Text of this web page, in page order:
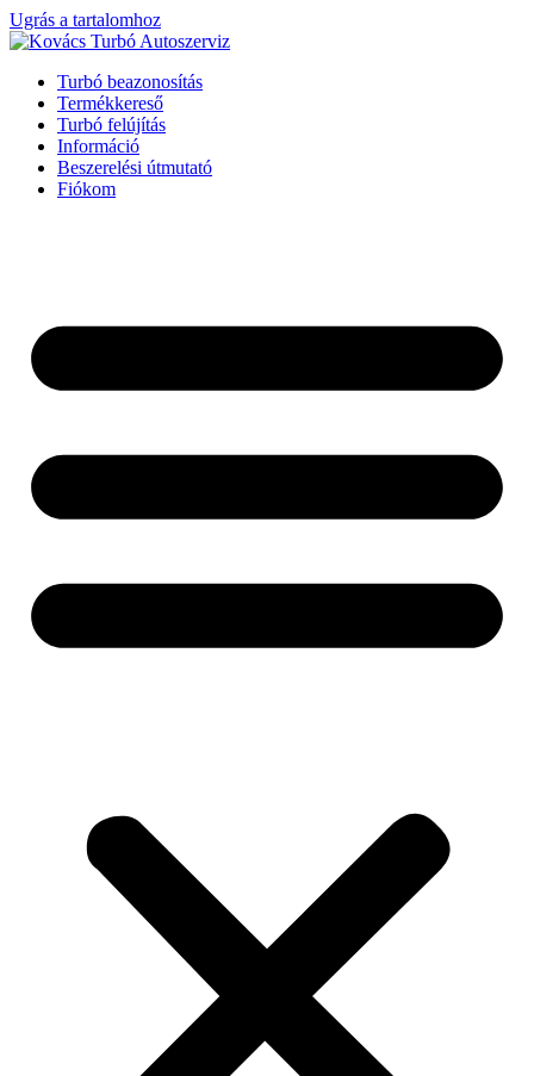
Ugrás a tartalomhoz
Turbó beazonosítás
Termékkereső
Turbó felújítás
Információ
Beszerelési útmutató
Fiókom